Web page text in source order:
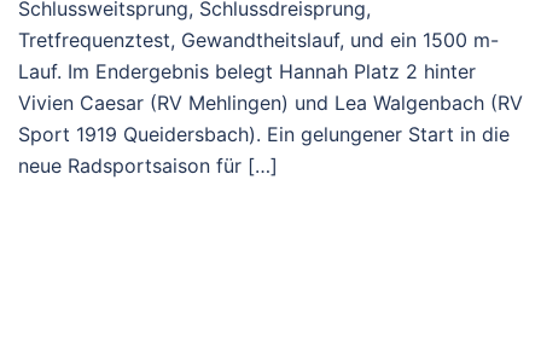
Schlussweitsprung, Schlussdreisprung,
Tretfrequenztest, Gewandtheitslauf, und ein 1500 m-
Lauf. Im Endergebnis belegt Hannah Platz 2 hinter
Vivien Caesar (RV Mehlingen) und Lea Walgenbach (RV
Sport 1919 Queidersbach). Ein gelungener Start in die
neue Radsportsaison für […]